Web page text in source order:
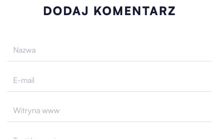
DODAJ KOMENTARZ